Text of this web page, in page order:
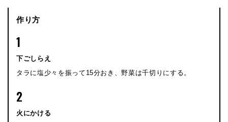
作り方
1
下ごしらえ
タラに塩少々を振って15分おき、野菜は千切りにする。
2
火にかける